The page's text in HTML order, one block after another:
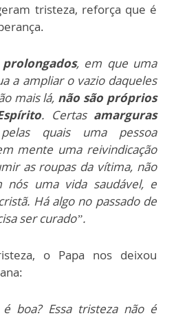
tristeza, reforça que é
, em que uma
a ampliar o vazio daqueles
mais lá, não são próprios
. Certasamarguras
quais uma pessoa
mente uma reivindicação
as roupas da vítima, não
nós uma vida saudável, e
Há algo no passado de
ser curado”.
o Papa nos deixou
é boa? Essa tristeza não é